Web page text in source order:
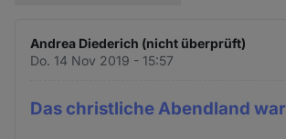
Andrea Diederich (nicht überprüft)
Do. 14 Nov 2019 - 15:57
Das christliche Abendland war